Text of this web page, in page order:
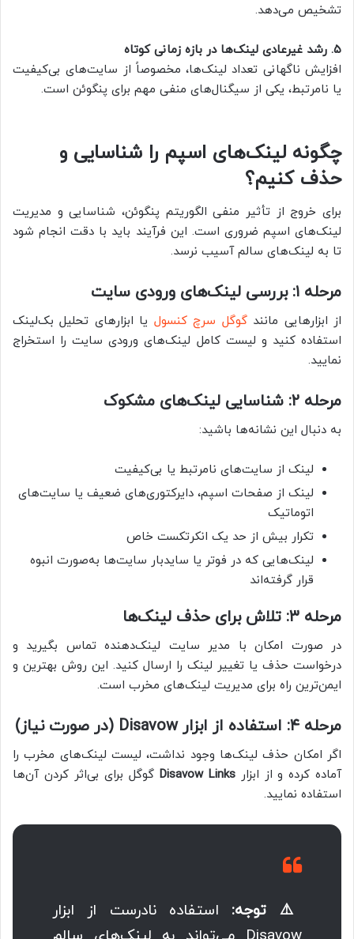
تشخیص می‌دهد.
۵. رشد غیرعادی لینک‌ها در بازه زمانی کوتاه
افزایش ناگهانی تعداد لینک‌ها، مخصوصاً از سایت‌های بی‌کیفیت
یا نامرتبط، یکی از سیگنال‌های منفی مهم برای پنگوئن است.
چگونه لینک‌های اسپم را شناسایی و
حذف کنیم؟
برای خروج از تأثیر منفی الگوریتم پنگوئن، شناسایی و مدیریت
لینک‌های اسپم ضروری است. این فرآیند باید با دقت انجام شود
تا به لینک‌های سالم آسیب نرسد.
مرحله ۱: بررسی لینک‌های ورودی سایت
از ابزارهایی مانندگوگل سرچ کنسول یا ابزارهای تحلیل بک‌لینک
استفاده کنید و لیست کامل لینک‌های ورودی سایت را استخراج
نمایید.
مرحله ۲: شناسایی لینک‌های مشکوک
به دنبال این نشانه‌ها باشید:
لینک از سایت‌های نامرتبط یا بی‌کیفیت
لینک از صفحات اسپم، دایرکتوری‌های ضعیف یا سایت‌های
اتوماتیک
تکرار بیش از حد یک انکرتکست خاص
لینک‌هایی که در فوتر یا سایدبار سایت‌ها به‌صورت انبوه
قرار گرفته‌اند
مرحله ۳: تلاش برای حذف لینک‌ها
در صورت امکان با مدیر سایت لینک‌دهنده تماس بگیرید و
درخواست حذف یا تغییر لینک را ارسال کنید. این روش بهترین و
ایمن‌ترین راه برای مدیریت لینک‌های مخرب است.
مرحله ۴: استفاده از ابزار Disavow (در صورت نیاز)
اگر امکان حذف لینک‌ها وجود نداشت، لیست لینک‌های مخرب را
آماده کرده و از ابزارDisavow Linksگوگل برای بی‌اثر کردن آن‌ها
استفاده نمایید.
⚠️ توجه: استفاده نادرست از ابزار